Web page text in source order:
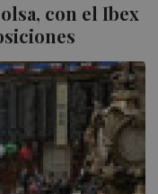
con el Ibex